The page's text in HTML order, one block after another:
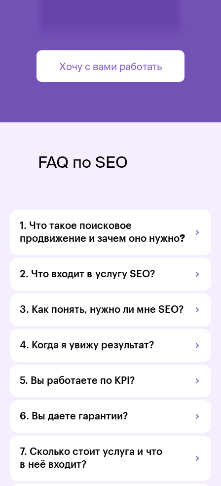
Хочу с вами работать
FAQ по SEO
1. Что такое поисковое
продвижение и зачем оно нужно?
2. Что входит в услугу SEO?
3. Как понять, нужно ли мне SEO?
4. Когда я увижу результат?
5. Вы работаете по KPI?
6. Вы даете гарантии?
7. Сколько стоит услуга и что
в неё входит?